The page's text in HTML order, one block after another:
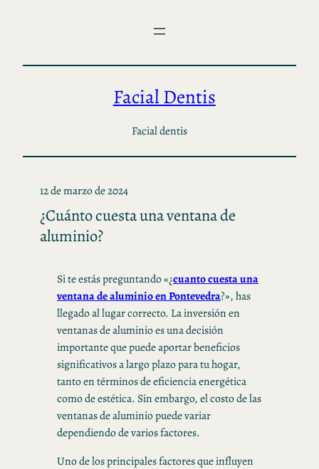
Facial Dentis
Facial dentis
12 de marzo de 2024
¿Cuánto cuesta una ventana de
aluminio?
Si te estás preguntando «¿cuanto cuesta una
ventana de aluminio en Pontevedra?», has
llegado al lugar correcto. La inversión en
ventanas de aluminio es una decisión
importante que puede aportar beneficios
significativos a largo plazo para tu hogar,
tanto en términos de eficiencia energética
como de estética. Sin embargo, el costo de las
ventanas de aluminio puede variar
dependiendo de varios factores.
Uno de los principales factores que influyen